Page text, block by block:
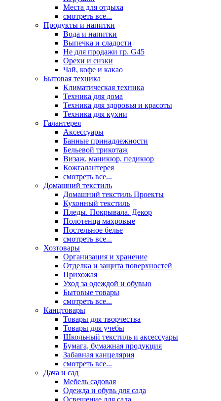
Места для отдыха
смотреть все...
Продукты и напитки
Вода и напитки
Выпечка и сладости
Не для продажи гр. G45
Орехи и снэки
Чай, кофе и какао
Бытовая техника
Климатическая техника
Техника для дома
Техника для здоровья и красоты
Техника для кухни
Галантерея
Аксессуары
Банные принадлежности
Бельевой трикотаж
Визаж, маникюр, педикюр
Кожгалантерея
смотреть все...
Домашний текстиль
Домашний текстиль Проекты
Кухонный текстиль
Пледы. Покрывала. Декор
Полотенца махровые
Постельное белье
смотреть все...
Хозтовары
Организация и хранение
Отделка и защита поверхностей
Прихожая
Уход за одеждой и обувью
Бытовые товары
смотреть все...
Канцтовары
Товары для творчества
Товары для учебы
Школьный текстиль и аксессуары
Бумага, бумажная продукция
Забавная канцелярия
смотреть все...
Дача и сад
Мебель садовая
Одежда и обувь для сада
Освещение для сада